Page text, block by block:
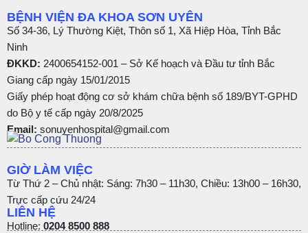
BỆNH VIỆN ĐA KHOA SƠN UYÊN
Số 34-36, Lý Thường Kiệt, Thôn số 1, Xã Hiệp Hòa, Tỉnh Bắc
Ninh
ĐKKD: 2400654152-001 – Sở Kế hoạch và Đầu tư tỉnh Bắc
Giang cấp ngày 15/01/2015
Giấy phép hoạt động cơ sở khám chữa bệnh số 189/BYT-GPHD
do Bộ y tế cấp ngày 20/8/2025
Email: sonuyenhospital@gmail.com
GIỜ LÀM VIỆC
Từ Thứ 2 – Chủ nhật: Sáng: 7h30 – 11h30, Chiều: 13h00 – 16h30,
Trực cấp cứu 24/24
LIÊN HỆ
Hotline: 0204 8500 888